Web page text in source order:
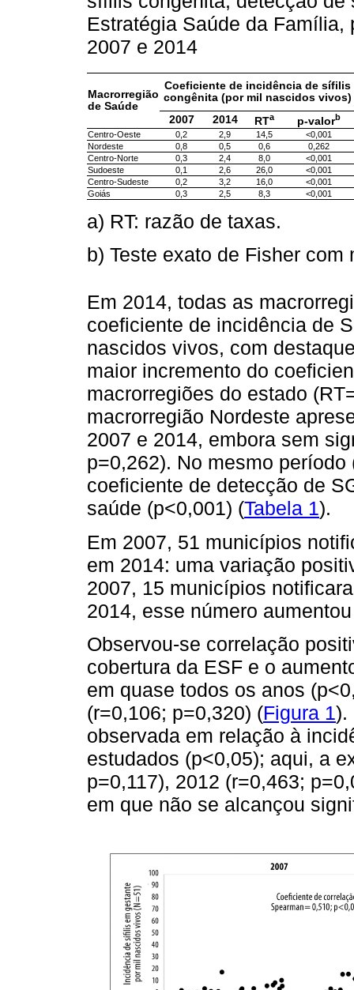
Estratégia Saúde da
2007 e 2014
Macrorregião
de Saúde
Coeficiente de incidência de sífilis
congênita (por mil nascidos vivos)
2007
2014 RTa p-valorb
Centro-Oeste
0,2 2,9 14,5
<0,001
Nordeste
0,8 0,5 0,6
0,262
Centro-Norte
0,3 2,4 8,0
<0,001
Sudoeste
0,1 2,6 26,0
<0,001
Centro-Sudeste
0,2 3,2 16,0
<0,001
Goiás
0,3 2,5 8,3 <0,001
a) RT: razão de taxas.
b) Teste exato de Fisher com
Em 2014, todas as
coeficiente de incidência de
nascidos vivos, com
maior incremento do
macrorregiões do estado
macrorregião Nordeste
2007 e 2014, embora sem
p=0,262). No mesmo
coeficiente de detecção de
saúde (p<0,001) (Tabela 1).
Em 2007, 51 municípios
em 2014: uma variação
2007, 15 municípios
2014, esse número
Observou-se correlação
cobertura da ESF e o
em quase todos os anos
(r=0,106; p=0,320) (Figura 1).
observada em relação à
estudados (p<0,05); aqui, a
p=0,117), 2012 (r=0,463;
em que não se alcançou